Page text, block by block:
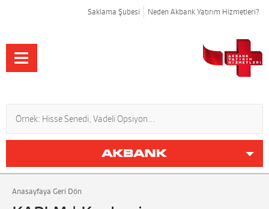
Saklama Şubesi Neden Akbank Yatırım Hizmetleri?
Anasayfaya Geri Dön